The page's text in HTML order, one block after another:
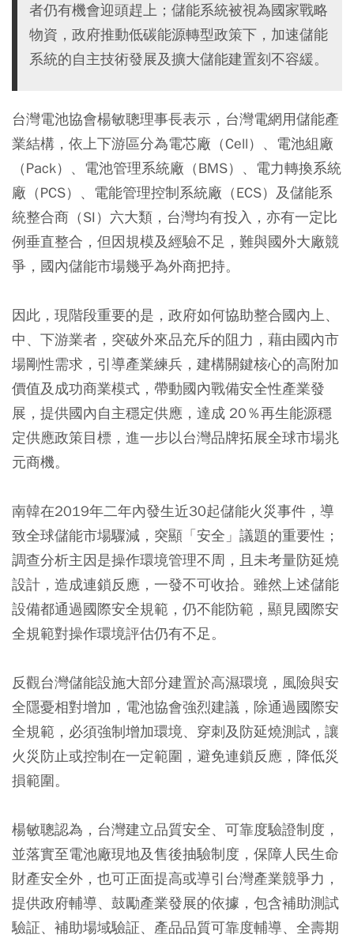
者仍有機會迎頭趕上；儲能系統被視為國家戰略
物資，政府推動低碳能源轉型政策下，加速儲能
系統的自主技術發展及擴大儲能建置刻不容緩。
台灣電池協會楊敏聰理事長表示，台灣電網用儲能產
業結構，依上下游區分為電芯廠（Cell）、電池組廠
（Pack）、電池管理系統廠（BMS）、電力轉換系統
廠（PCS）、電能管理控制系統廠（ECS）及儲能系
統整合商（SI）六大類，台灣均有投入，亦有一定比
例垂直整合，但因規模及經驗不足，難與國外大廠競
爭，國內儲能市場幾乎為外商把持。
因此，現階段重要的是，政府如何協助整合國內上、
中、下游業者，突破外來品充斥的阻力，藉由國內市
場剛性需求，引導產業練兵，建構關鍵核心的高附加
價值及成功商業模式，帶動國內戰備安全性產業發
展，提供國內自主穩定供應，達成 20％再生能源穩
定供應政策目標，進一步以台灣品牌拓展全球市場兆
元商機。
南韓在2019年二年內發生近30起儲能火災事件，導
致全球儲能市場驟減，突顯「安全」議題的重要性；
調查分析主因是操作環境管理不周，且未考量防延燒
設計，造成連鎖反應，一發不可收拾。雖然上述儲能
設備都通過國際安全規範，仍不能防範，顯見國際安
全規範對操作環境評估仍有不足。
反觀台灣儲能設施大部分建置於高濕環境，風險與安
全隱憂相對增加，電池協會強烈建議，除通過國際安
全規範，必須強制增加環境、穿刺及防延燒測試，讓
火災防止或控制在一定範圍，避免連鎖反應，降低災
損範圍。
楊敏聰認為，台灣建立品質安全、可靠度驗證制度，
並落實至電池廠現地及售後抽驗制度，保障人民生命
財產安全外，也可正面提高或導引台灣產業競爭力，
提供政府輔導、鼓勵產業發展的依據，包含補助測試
驗証、補助場域驗証、產品品質可靠度輔導、全壽期